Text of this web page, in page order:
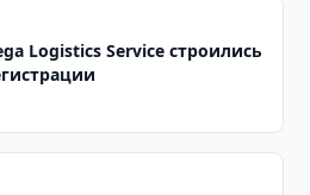
Logistics Service строились